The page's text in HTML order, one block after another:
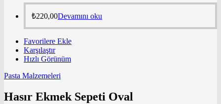
₺220,00Devamını oku
Favorilere Ekle
Karşılaştır
Hızlı Görünüm
Pasta Malzemeleri
Hasır Ekmek Sepeti Oval